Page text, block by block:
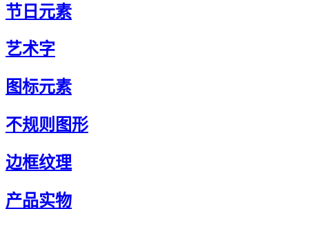
节日元素
艺术字
图标元素
不规则图形
边框纹理
产品实物